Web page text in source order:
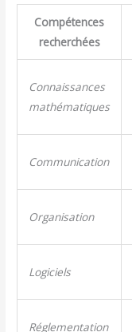
Compétences
recherchées
Connaissances
mathématiques
Communication
Organisation
Logiciels
Réglementation